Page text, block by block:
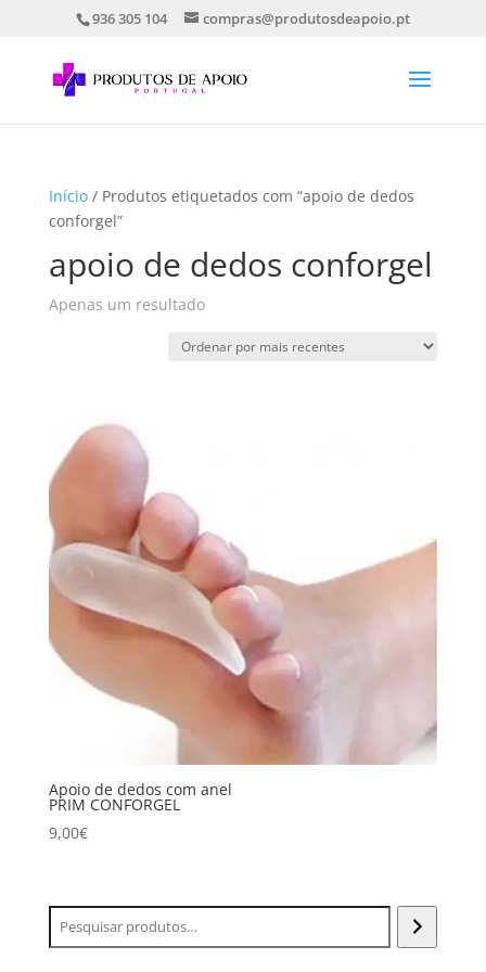
936 305 104 compras@produtosdeapoio.pt
Início/ Produtos etiquetados com “apoio de dedos
conforgel”
apoio de dedos conforgel
Apenas um resultado
Apoio de dedos com anel
PRIM CONFORGEL
9,00€